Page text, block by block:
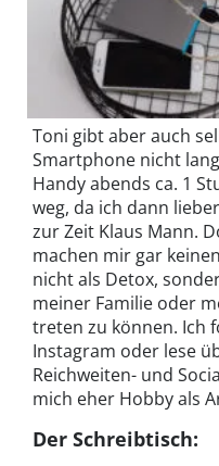
Toni gibt aber auch
Smartphone nicht
Handy abends ca. 1
weg, da ich dann
zur Zeit Klaus Mann.
machen mir gar
nicht als Detox,
meiner Familie oder
treten zu können. Ich
Instagram oder lese
Reichweiten- und
mich eher Hobby als
Der Schreibtisch: